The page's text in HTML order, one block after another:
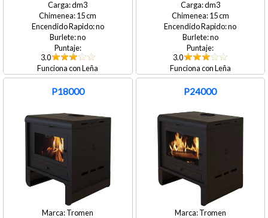
15
no
no
3.0
Leña
15
no
no
3.0
Leña
P18000
Tromen
P24000
Tromen